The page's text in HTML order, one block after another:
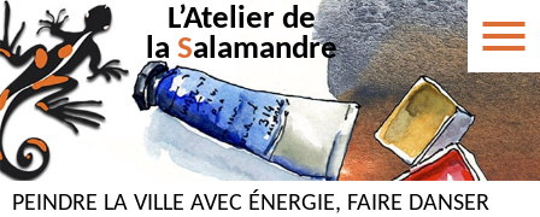
L’Atelier de
la Salamandre
PEINDRE LA VILLE AVEC ÉNERGIE, FAIRE DANSER